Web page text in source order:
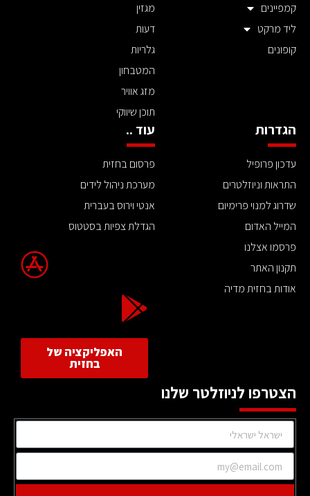
קמפיינים
ליד מרקט
קופונים
מגזין
דעות
גלריות
המטבחון
מזג אוויר
תוכן שיווקי
הגדרות
עדכון פרופיל
התראות וניוזלטרים
שדרוג למנוי פרימיום
המייל האדום
פרסמו אצלנו
תקנון האתר
אודות בחזית מדיה
עוד ..
פרסום בחזית
מערכת ניהול לידים
אנטי וירוס בעברית
הגדלת צפיות בסטטוס
האפליקציה של
בחזית
הצטרפו לניוזלטר שלנו